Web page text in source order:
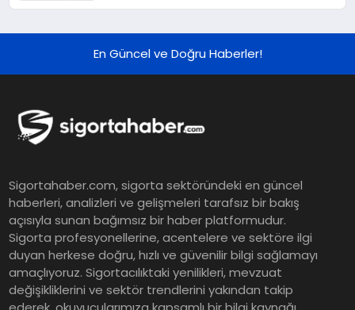
En Güncel ve Doğru Haberler!
Sigortahaber.com, sigorta sektöründeki en güncel
haberleri, analizleri ve gelişmeleri tarafsız bir bakış
açısıyla sunan bağımsız bir haber platformudur.
Sigorta profesyonellerine, acentelere ve sektöre ilgi
duyan herkese doğru, hızlı ve güvenilir bilgi sağlamayı
amaçlıyoruz. Sigortacılıktaki yenilikleri, mevzuat
değişikliklerini ve sektör trendlerini yakından takip